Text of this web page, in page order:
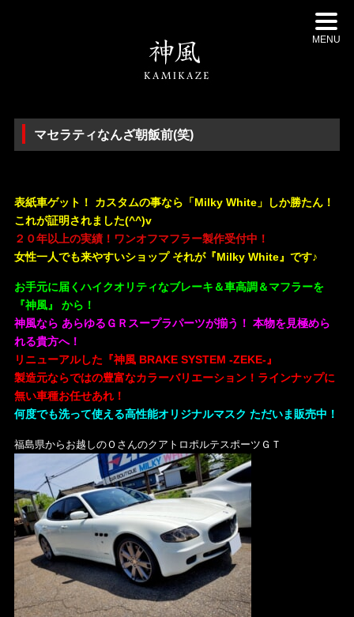
MENU
マセラティなんざ朝飯前(笑)
表紙車ゲット！ カスタムの事なら「Milky White」しか勝たん！
これが証明されました(^^)v
２０年以上の実績！ワンオフマフラー製作受付中！
女性一人でも来やすいショップ それが『Milky White』です♪
お手元に届くハイクオリティなブレーキ＆車高調＆マフラーを
『神風』 から！
神風なら あらゆるＧＲスープラパーツが揃う！ 本物を見極めら
れる貴方へ！
リニューアルした『神風 BRAKE SYSTEM -ZEKE-』
製造元ならではの豊富なカラーバリエーション！ラインナップに
無い車種お任せあれ！
何度でも洗って使える高性能オリジナルマスク ただいま販売中！
福島県からお越しのＯさんのクアトロポルテスポーツＧＴ